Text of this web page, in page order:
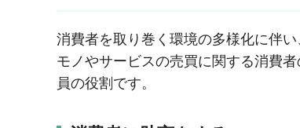
消費者を取り巻く環境の多様化に伴
モノやサービスの売買に関する消費
員の役割です。